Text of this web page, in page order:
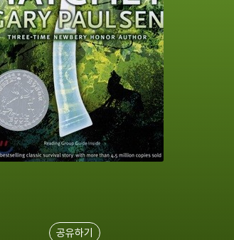
공유하기